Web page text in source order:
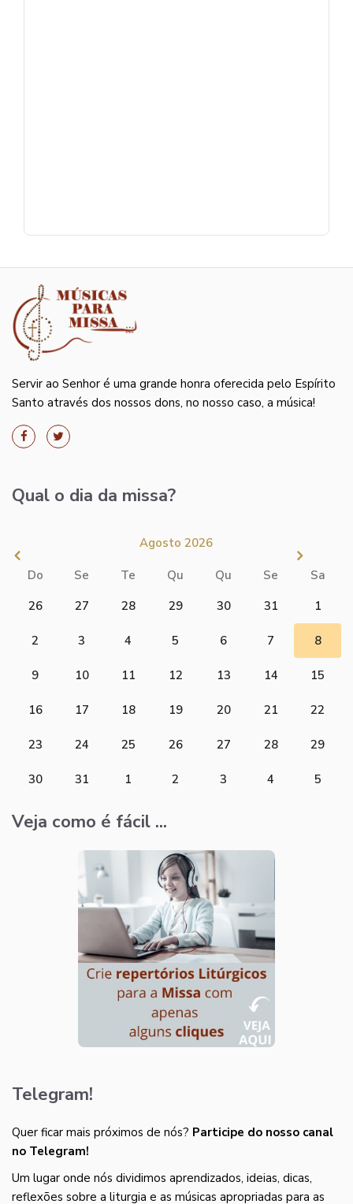
Servir ao Senhor é uma grande honra oferecida pelo Espírito
Santo através dos nossos dons, no nosso caso, a música!
Qual o dia da missa?
Agosto 2026
Do Se Te Qu Qu Se
Sa
26
27 28 29 30 31 1
2 3 4 5 6 7 8
9 10 11 12 13 14 15
16 17 18 19 20 21 22
23 24 25 26 27 28 29
30 31 1 2 3 4 5
Veja como é fácil ...
Telegram!
Quer ficar mais próximos de nós? Participe do nosso canal
no Telegram!
Um lugar onde nós dividimos aprendizados, ideias, dicas,
reflexões sobre a liturgia e as músicas apropriadas para as